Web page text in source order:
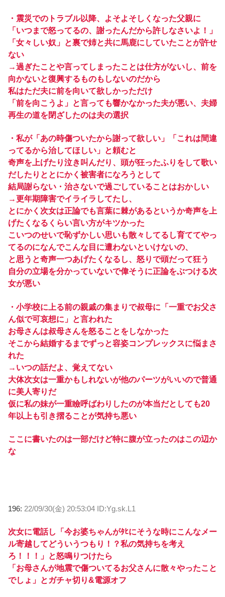
・震災でのトラブル以降、よそよそしくなった父親に
「いつまで怒ってるの、謝ったんだから許しなさいよ！」
「女々しい奴」と裏で姉と共に馬鹿にしていたことが許せ
ない
→過ぎたことや言ってしまったことは仕方がないし、前を
向かないと復興するものもしないのだから
私はただ夫に前を向いて欲しかっただけ
「前を向こうよ」と言っても響かなかった夫が悪い、夫婦
再生の道を閉ざしたのは夫の選択
・私が「あの時傷ついたから謝って欲しい」「これは間違
ってるから治してほしい」と頼むと
奇声を上げたり泣き叫んだり、頭が狂ったふりをして歌い
だしたりととにかく被害者になろうとして
結局謝らない・治さないで過ごしていることはおかしい
→更年期障害でイライラしてたし、
とにかく次女は正論でも言葉に棘があるというか奇声を上
げたくなるくらい言い方がキツかった
こいつのせいで恥ずかしい思いも散々してるし育ててやっ
てるのになんでこんな目に遭わないといけないの、
と思うと奇声一つあげたくなるし、怒りで頭だって狂う
自分の立場を分かっていないで偉そうに正論をぶつける次
女が悪い
・小学校に上る前の親戚の集まりで叔母に「一重でお父さ
ん似で可哀想に」と言われた
お母さんは叔母さんを怒ることをしなかった
そこから結婚するまでずっと容姿コンプレックスに悩まさ
れた
→いつの話だよ、覚えてない
大体次女は一重かもしれないが他のパーツがいいので普通
に美人寄りだ
仮に私の妹が一重瞼呼ばわりしたのが本当だとしても20
年以上も引き摺ることが気持ち悪い
ここに書いたのは一部だけど特に腹が立ったのはこの辺か
な
196: 22/09/30(金) 20:53:04 ID:Yg.sk.L1
次女に電話し「今お婆ちゃんがﾀﾋにそうな時にこんなメー
ル寄越してどういうつもり！？私の気持ちを考え
ろ！！！」と怒鳴りつけたら
「お母さんが地震で傷ついてるお父さんに散々やったこと
でしょ」とガチャ切り&電源オフ